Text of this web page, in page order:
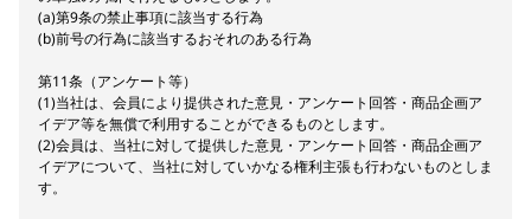
(a)第9条の禁止事項に該当する行為
(b)前号の行為に該当するおそれのある行為
第11条（アンケート等）
(1)当社は、会員により提供された意見・アンケート回答・商品企画ア
イデア等を無償で利用することができるものとします。
(2)会員は、当社に対して提供した意見・アンケート回答・商品企画ア
イデアについて、当社に対していかなる権利主張も行わないものとしま
す。